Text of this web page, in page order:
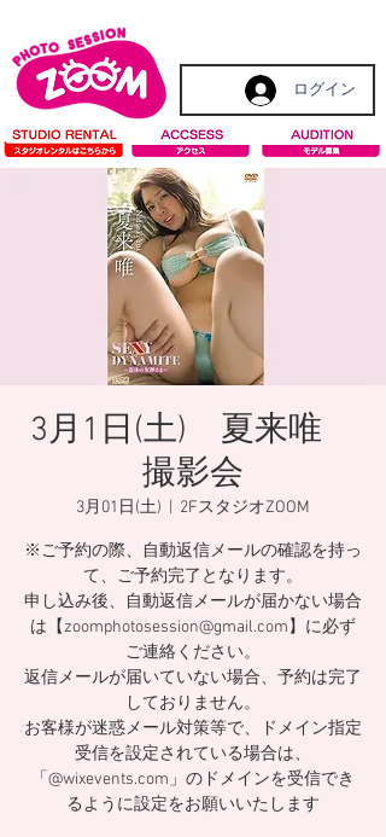
ログイン
3月1日(土) 夏来唯
撮影会
3月01日(土) 2FスタジオZOOM
※ご予約の際、自動返信メールの確認を持っ
て、ご予約完了となります。
申し込み後、自動返信メールが届かない場合
は【zoomphotosession@gmail.com】に必ず
ご連絡ください。
返信メールが届いていない場合、予約は完了
しておりません。
お客様が迷惑メール対策等で、ドメイン指定
受信を設定されている場合は、
「@wixevents.com」のドメインを受信でき
るように設定をお願いいたします